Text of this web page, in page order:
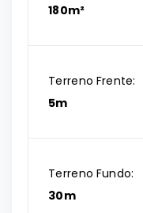
180m²
Terreno Frente:
5m
Terreno Fundo:
30m